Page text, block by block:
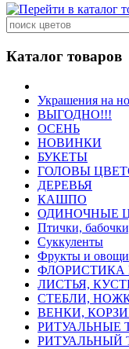
Каталог товаров
Украшения на
ВЫГОДНО!!!
ОСЕНЬ
НОВИНКИ
БУКЕТЫ
ГОЛОВЫ
ДЕРЕВЬЯ
КАШПО
ОДИНОЧНЫЕ
Птички,
Суккуленты
Фрукты и овощи
ФЛОРИСТИКА
ЛИСТЬЯ,
СТЕБЛИ,
ВЕНКИ,
РИТУАЛЬНЫЕ
РИТУАЛЬНЫЙ